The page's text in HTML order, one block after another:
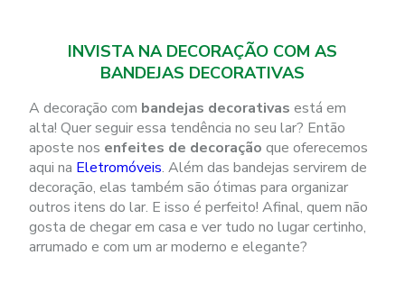
INVISTA NA DECORAÇÃO COM AS
BANDEJAS DECORATIVAS
A decoração com bandejas decorativas está em
alta! Quer seguir essa tendência no seu lar? Então
aposte nos enfeites de decoração que oferecemos
aqui na Eletromóveis. Além das bandejas servirem de
decoração, elas também são ótimas para organizar
outros itens do lar. E isso é perfeito! Afinal, quem não
gosta de chegar em casa e ver tudo no lugar certinho,
arrumado e com um ar moderno e elegante?